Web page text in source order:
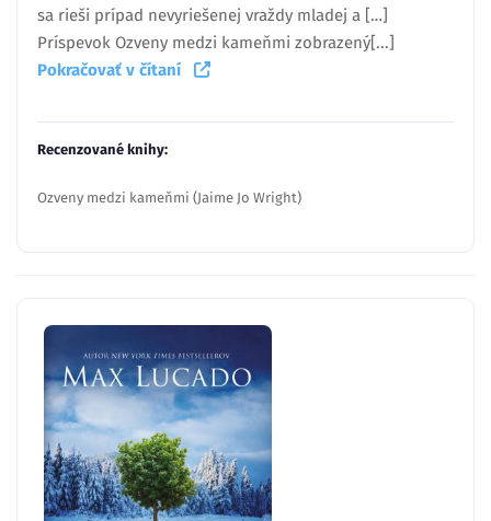
sa rieši prípad nevyriešenej vraždy mladej a […]
Príspevok Ozveny medzi kameňmi zobrazený[...]
Pokračovať v čítaní
Recenzované knihy:
Ozveny medzi kameňmi (Jaime Jo Wright)